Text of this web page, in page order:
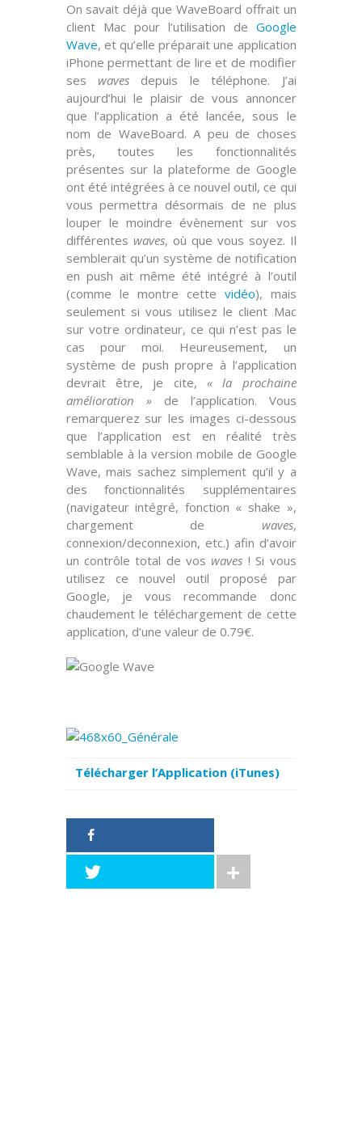
On savait déjà que WaveBoard offrait un
client Macpour l’utilisation de Google
Wave, et qu’elle préparait une application
iPhone permettant de lire et de modifier
ses wavesdepuis le téléphone. J’ai
aujourd’hui le plaisir de vous annoncer
que l’application a été lancée, sous le
nom de WaveBoard. A peu de choses
près, toutes les fonctionnalités
présentes sur la plateforme de Google
ont été intégrées à ce nouvel outil, ce qui
vous permettra désormais de ne plus
louper le moindre évènement sur vos
différentes waves, où que vous soyez. Il
semblerait qu’un système de notification
en push ait même été intégré à l’outil
(comme le montre cette vidéo), mais
seulement si vous utilisez le client Mac
sur votre ordinateur, ce qui n’est pas le
cas pour moi. Heureusement, un
système de push propre à l’application
devrait être, je cite, « la prochaine
amélioration »de l’application. Vous
remarquerez sur les images ci-dessous
que l’application est en réalité très
semblable à la version mobile de Google
Wave, mais sachez simplement qu’il y a
des fonctionnalités supplémentaires
(navigateur intégré, fonction « shake »,
chargement de waves,
connexion/deconnexion, etc.) afin d’avoir
un contrôle total de vos waves ! Si vous
utilisez ce nouvel outil proposé par
Google, je vous recommande donc
chaudement le téléchargement de cette
application, d’une valeur de 0.79€.
Télécharger l’Application (iTunes)